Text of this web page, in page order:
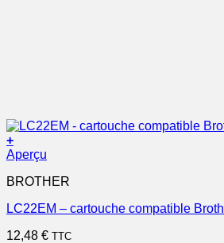
+
Aperçu
BROTHER
LC22EM – cartouche compatible
12,48 € TTC